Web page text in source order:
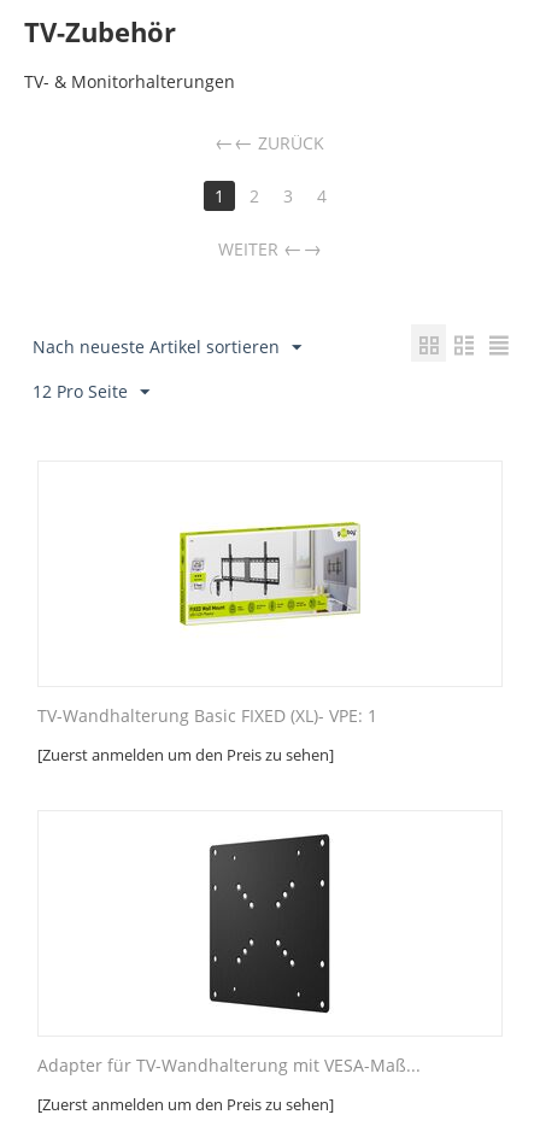
TV-Zubehör
TV- & Monitorhalterungen
← ZURÜCK
1 2 3 4
WEITER →
Nach neueste Artikel sortieren
12 Pro Seite
TV-Wandhalterung Basic FIXED (XL)- VPE: 1
[Zuerst anmelden um den Preis zu sehen]
Adapter für TV-Wandhalterung mit VESA-Maß...
[Zuerst anmelden um den Preis zu sehen]